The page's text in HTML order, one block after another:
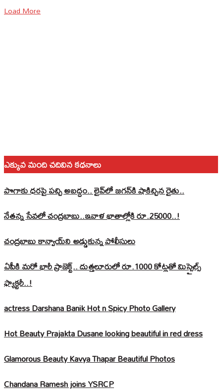
Load More
ఎక్కువ మంది చదివిన కధనాలు
పొగాకు ధరపై పచ్చి అబద్దం.. లైవ్‌లో జగన్‌కి షాకిచ్చిన రైతు..
నేతన్న సేవలో చంద్రబాబు..ఇవాళ ఖాతాల్లోకి రూ.25000..!
చంద్రబాబు కాన్వాయ్‌ని అడ్డుకున్న పోలీసులు
ఏపీకి మరో భారీ ప్రాజెక్ట్.. దుత్తలూరులో రూ.1000 కోట్లతో మిస్సైల్స్
ఫ్యాక్టరీ..!
actress Darshana Banik Hot n Spicy Photo Gallery
Hot Beauty Prajakta Dusane looking beautiful in red dress
Glamorous Beauty Kavya Thapar Beautiful Photos
Chandana Ramesh joins YSRCP